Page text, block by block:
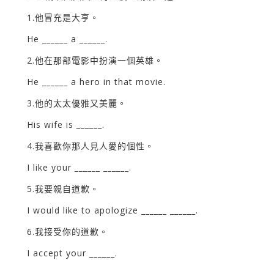
1.他冒充是大亨。
He ______ a ______.
2.他在那部電影中扮演一個英雄。
He ______ a hero in that movie.
3.他的太太優雅又美麗。
His wife is ______.
4.我喜歡你那人見人愛的個性。
I like your ______ ______.
5.我要親自道歉。
I would like to apologize ______ ______.
6.我接受你的道歉。
I accept your ______.